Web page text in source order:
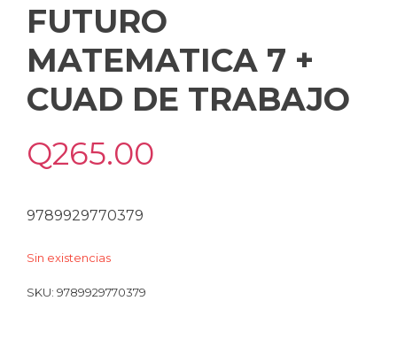
FUTURO
MATEMATICA 7 +
CUAD DE TRABAJO
Q265.00
9789929770379
Sin existencias
SKU: 9789929770379